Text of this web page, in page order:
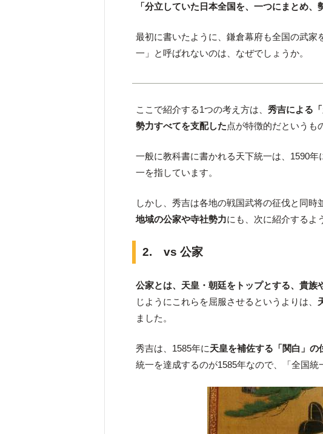
「分立していた日本全国を、一つにまとめ、
最初に書いたように、鎌倉幕府も全国の武
一」と呼ばれないのは、なぜでしょうか。
ここで紹介する1つの考え方は、秀吉による
勢力すべてを支配した点が特徴的だというも
一般に教科書に書かれる天下統一は、1590
一を指しています。
しかし、秀吉は各地の戦国武将の征伐と同時
地域の公家や寺社勢力にも、次に紹介するよ
2. vs 公家
公家とは、天皇・朝廷をトップとする、貴族
じようにこれらを屈服させるというよりは、
ました。
秀吉は、1585年に天皇を補佐する「関白」の
統一を達成するのが1585年なので、「全国統